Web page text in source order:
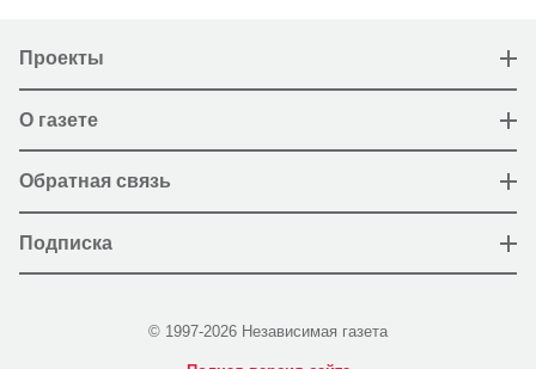
Проекты
О газете
Обратная связь
Подписка
© 1997-2026 Независимая газета